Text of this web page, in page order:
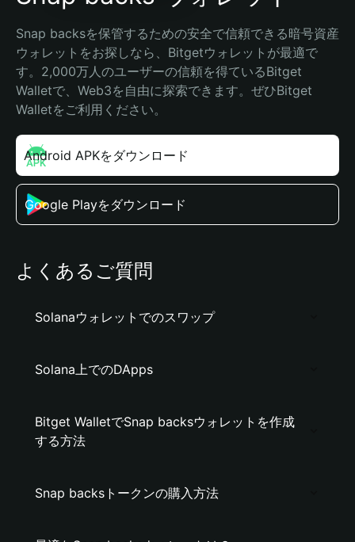
Snap backsを保管するための安全で信頼できる暗号資産
ウォレットをお探しなら、Bitgetウォレットが最適で
す。2,000万人のユーザーの信頼を得ているBitget
Walletで、Web3を自由に探索できます。ぜひBitget
Walletをご利用ください。
Android APKをダウンロード
Google Playをダウンロード
よくあるご質問
Solanaウォレットでのスワップ
Solana上でのDApps
Bitget WalletでSnap backsウォレットを作成
する方法
Snap backsトークンの購入方法